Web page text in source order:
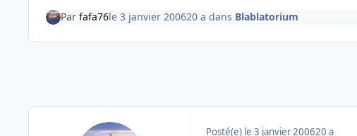
Par fafa76le 3 janvier 200620 a dans Blablatorium
Posté(e) le 3 janvier 200620 a